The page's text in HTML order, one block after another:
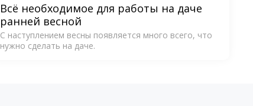
Всё необходимое для работы на даче
ранней весной
С наступлением весны появляется много всего, что
нужно сделать на даче.